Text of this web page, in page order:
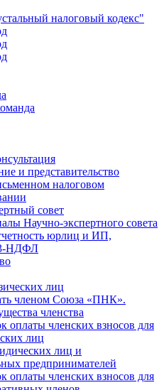
налоговый кодекс"
и представительство
налоговом
совет
Научно-экспертного совета
юрлиц и ИП,
3-НДФЛ
лиц
членом Союза «ПНК».
членства
оплаты членских взносов для
лиц
лиц и
предпринимателей
оплаты членских взносов для